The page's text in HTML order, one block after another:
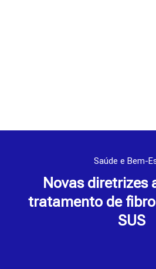
Saúde e Bem-
Novas diretrizes
tratamento de
SUS